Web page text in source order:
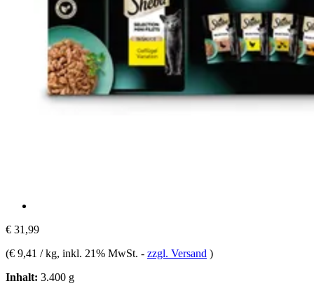
€ 31,99
(€ 9,41 / kg, inkl. 21% MwSt. - zzgl. Versand )
Inhalt: 3.400 g